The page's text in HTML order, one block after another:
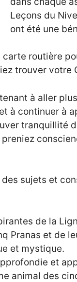
Leçons du
ont été une
carte routière
trouver votre
à aller
à continuer à
tranquillité
sujets et
de la
Pranas et de
et mystique.
et
animal des